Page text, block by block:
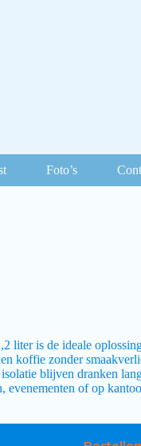
Foto’s
liter is de ideale
koffie zonder
blijven dranken
evenementen of op